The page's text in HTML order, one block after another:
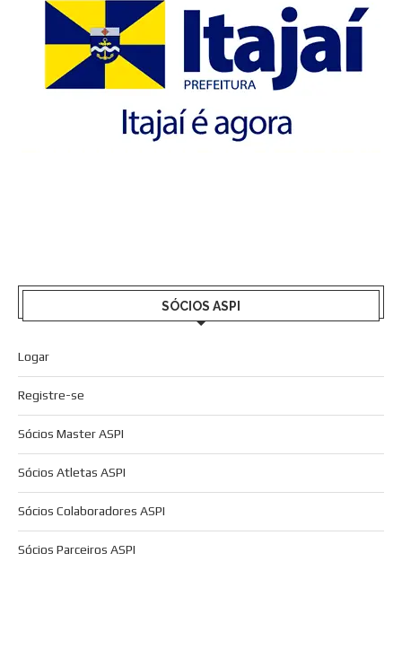
SÓCIOS ASPI
Logar
Registre-se
Sócios Master ASPI
Sócios Atletas ASPI
Sócios Colaboradores ASPI
Sócios Parceiros ASPI